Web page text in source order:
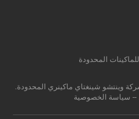
المحدودة
النسخ © 2025 شركة وينتشو شينغتاي ماكينري المحدودة.
-- سياسة الخصوصية